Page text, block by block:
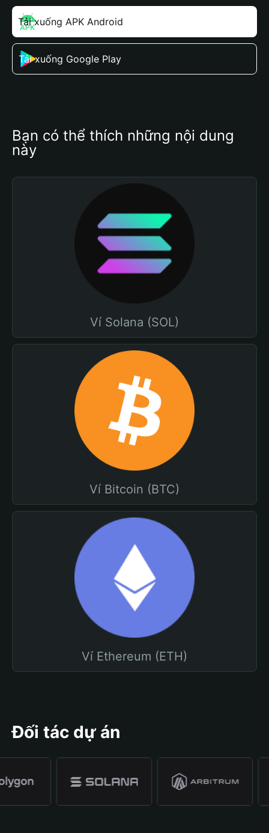
Tải xuống APK Android
Tải xuống Google Play
Bạn có thể thích những nội dung
này
Ví Solana (SOL)
Ví Bitcoin (BTC)
Ví Ethereum (ETH)
Đối tác dự án